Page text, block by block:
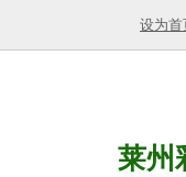
设为首
莱州